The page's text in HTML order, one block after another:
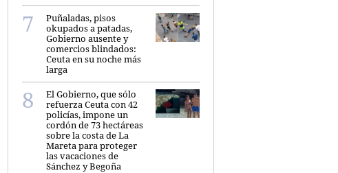
Puñaladas, pisos
okupados a patadas,
Gobierno ausente y
comercios blindados:
Ceuta en su noche más
larga
El Gobierno, que sólo
refuerza Ceuta con 42
policías, impone un
cordón de 73 hectáreas
sobre la costa de La
Mareta para proteger
las vacaciones de
Sánchez y Begoña